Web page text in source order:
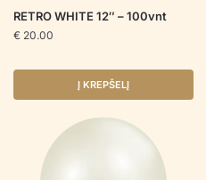
RETRO WHITE 12″ – 100vnt
€ 20.00
Į KREPŠELĮ